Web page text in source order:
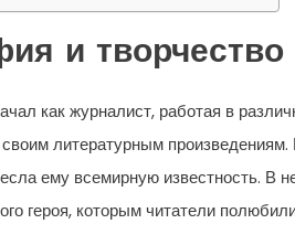
и творчество
как журналист, работая в
литературным произведениям.
ему всемирную известность. В
героя, которым читатели